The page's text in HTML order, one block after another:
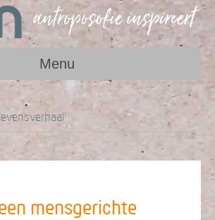
Menu
mensgerichte